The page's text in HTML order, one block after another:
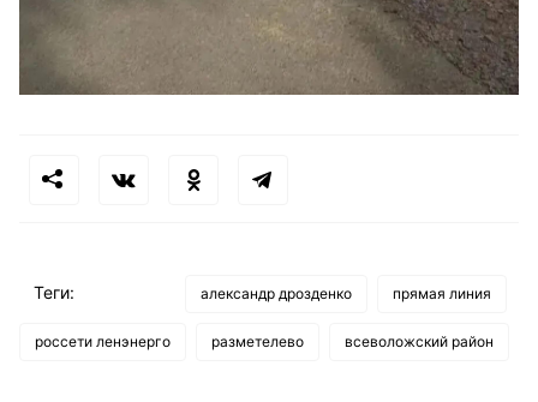
Теги: александр дрозденко прямая линия
россети ленэнерго разметелево всеволожский район